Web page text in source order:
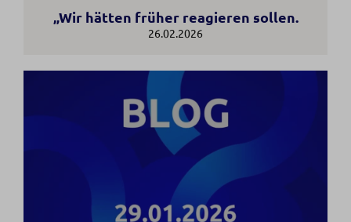
„Wir hätten früher reagieren sollen.
26.02.2026